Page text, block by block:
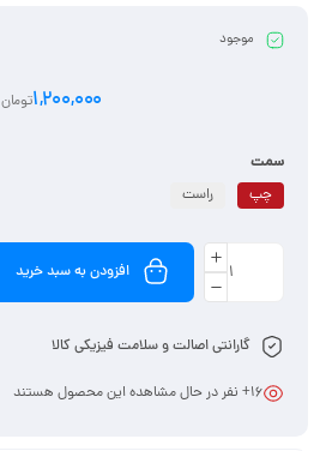
موجود
1,200,000تومان
سمت
چپ
راست
افزودن به سبد خرید
گارانتی اصالت و سلامت فیزیکی کالا
16+ نفر در حال مشاهده این محصول هستند